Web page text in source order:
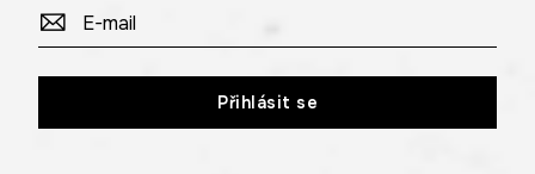
Přihlásit se